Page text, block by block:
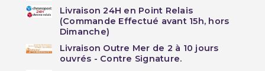
Livraison 24H en Point Relais
(Commande Effectué avant 15h, hors
Dimanche)
Livraison Outre Mer de 2 à 10 jours
ouvrés - Contre Signature.